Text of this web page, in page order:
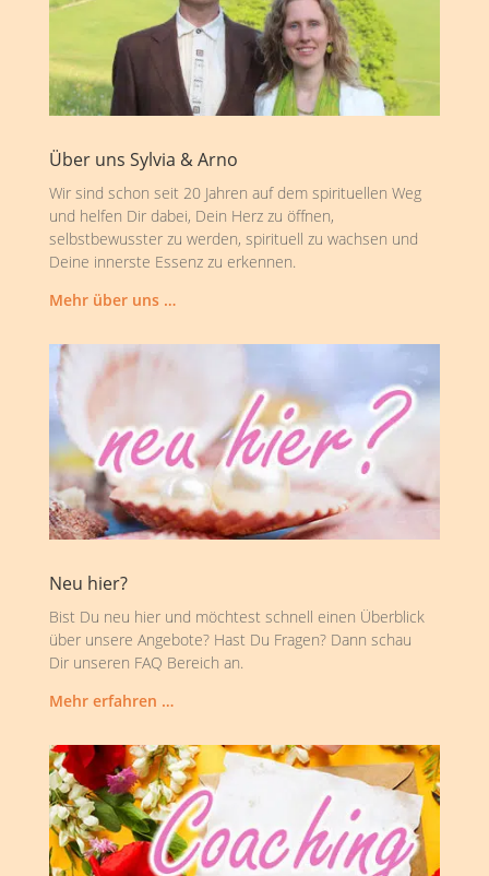
Über uns Sylvia & Arno
Wir sind schon seit 20 Jahren auf dem spirituellen Weg
und helfen Dir dabei, Dein Herz zu öffnen,
selbstbewusster zu werden, spirituell zu wachsen und
Deine innerste Essenz zu erkennen.
Mehr über uns …
Neu hier?
Bist Du neu hier und möchtest schnell einen Überblick
über unsere Angebote? Hast Du Fragen? Dann schau
Dir unseren FAQ Bereich an.
Mehr erfahren …